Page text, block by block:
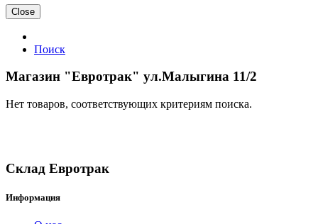
Close
Поиск
Магазин "Евротрак" ул.Малыгина 11/2
Нет товаров, соответствующих критериям поиска.
Склад Евротрак
Информация